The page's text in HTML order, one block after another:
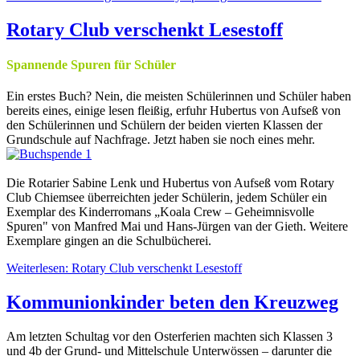
Rotary Club verschenkt Lesestoff
Spannende Spuren für Schüler
Ein erstes Buch? Nein, die meisten Schülerinnen und Schüler haben
bereits eines, einige lesen fleißig, erfuhr Hubertus von Aufseß von
den Schülerinnen und Schülern der beiden vierten Klassen der
Grundschule auf Nachfrage. Jetzt haben sie noch eines mehr.
Die Rotarier Sabine Lenk und Hubertus von Aufseß vom Rotary
Club Chiemsee überreichten jeder Schülerin, jedem Schüler ein
Exemplar des Kinderromans „Koala Crew – Geheimnisvolle
Spuren" von Manfred Mai und Hans-Jürgen van der Gieth. Weitere
Exemplare gingen an die Schulbücherei.
Weiterlesen: Rotary Club verschenkt Lesestoff
Kommunionkinder beten den Kreuzweg
Am letzten Schultag vor den Osterferien machten sich Klassen 3
und 4b der Grund- und Mittelschule Unterwössen – darunter die